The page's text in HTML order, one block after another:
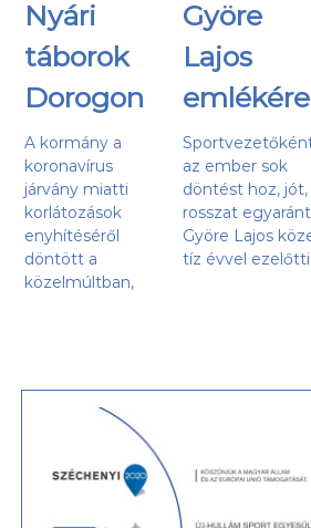
Nyári
táborok
Dorogon
A kormány a
koronavírus
járvány miatti
korlátozások
enyhítéséről
döntött a
közelmúltban,
Györe
Lajos
emlékére
az ember sok
döntést hoz, jót,
rosszat
Györe Lajos
tíz évvel ezelőtti